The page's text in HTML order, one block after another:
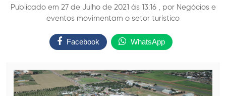
Publicado em 27 de Julho de 2021 ás 13:16 , por Negócios e
eventos movimentam o setor turístico
Facebook WhatsApp